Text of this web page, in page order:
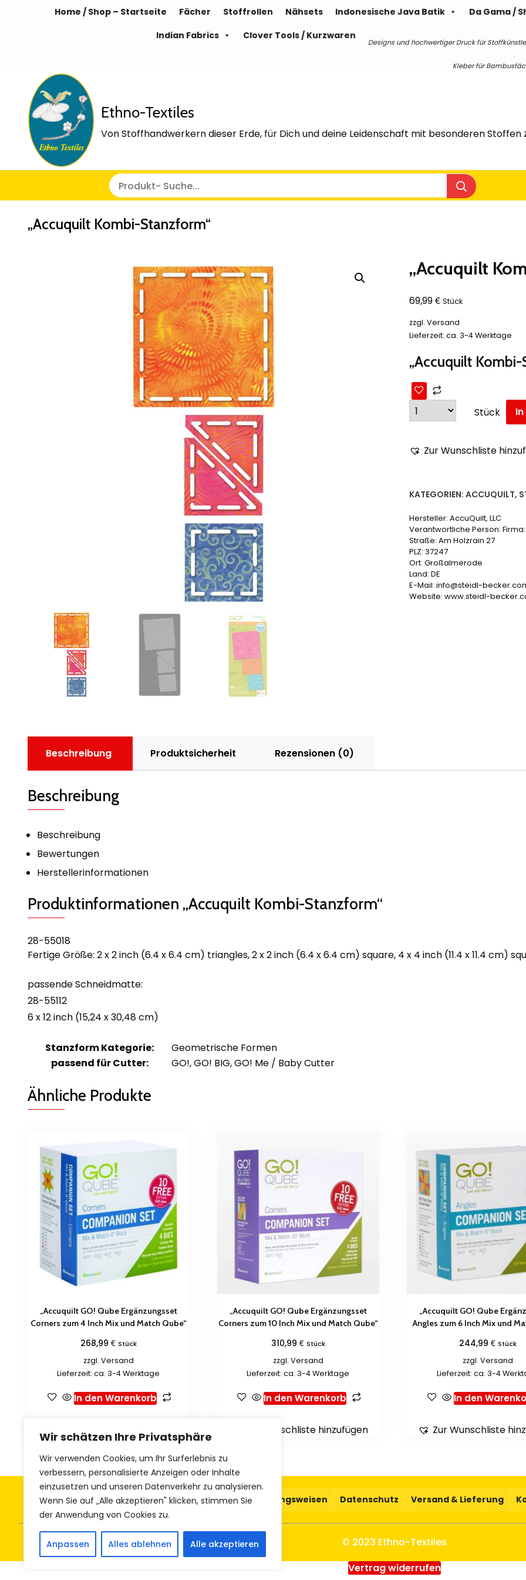
Wir schätzen Ihre Privatsphäre
Wir verwenden Cookies, um Ihr Surferlebnis zu
verbessern, personalisierte Anzeigen oder Inhalte
einzusetzen und unseren Datenverkehr zu analysieren.
Wenn Sie auf „Alle akzeptieren" klicken, stimmen Sie
der Anwendung von Cookies zu.
Anpassen Alles ablehnen Alle akzeptieren
Home / Shop – Startseite Fächer Stoffrollen Nähsets Indonesische Java Batik
Da Gama /
Indian Fabrics
Clover Tools / Kurzwaren
Designs und hochwertiger Druck für
Kleber für
Ethno-Textiles
Von Stoffhandwerkern dieser Erde, für Dich und deine Leidenschaft mit besonderen Stoffen
„Accuquilt Kombi-Stanzform“
„Accuquilt
69,99€ Stück
zzgl. Versand
Lieferzeit: ca. 3-4 Werktage
„Accuquilt
Stück
Zur Wunschliste
KATEGORIEN: ACCUQUILT,
Hersteller: AccuQuilt, LLC
Verantwortliche Person:
Straße: Am Holzrain 27
PLZ: 37247
Ort: Großalmerode
Land: DE
E-Mail: info@steidl-
Website: www.steidl-
Beschreibung Produktsicherheit Rezensionen (0)
Beschreibung
Beschreibung
Bewertungen
Herstellerinformationen
Produktinformationen „Accuquilt Kombi-Stanzform“
28-55018
Fertige Größe: 2 x 2 inch (6.4 x 6.4 cm) triangles, 2 x 2 inch (6.4 x 6.4 cm) square, 4 x 4 inch (11.4 x 11.4 cm)
passende Schneidmatte:
28-55112
6 x 12 inch (15,24 x 30,48 cm)
Stanzform Kategorie:
Geometrische Formen
passend für Cutter:
GO!, GO! BIG, GO! Me / Baby Cutter
Ähnliche Produkte
„Accuquilt GO! Qube Ergänzungsset
Corners zum 4 Inch Mix und Match Qube“
268,99 € Stück
zzgl. Versand
Lieferzeit: ca. 3-4 Werktage
In den Warenkorb
Zur Wunschliste hinzufügen
„Accuquilt GO! Qube Ergänzungsset
Corners zum 10 Inch Mix und Match Qube“
310,99 € Stück
zzgl. Versand
Lieferzeit: ca. 3-4 Werktage
In den Warenkorb
Zur Wunschliste hinzufügen
„Accuquilt GO! Qube
Angles zum 6 Inch Mix und
244,99€ Stück
zzgl.Versand
Lieferzeit: ca. 3-4
In den
Zur Wunschliste
Allgemeine Geschäftsbedingungen Zahlungsweisen Datenschutz Versand & Lieferung
© 2023 Ethno-Textiles
Vertrag widerrufen